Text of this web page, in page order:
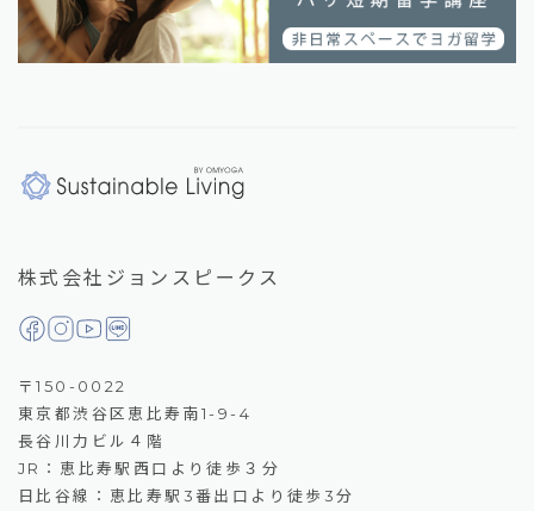
株式会社ジョンスピークス
〒150-0022
東京都渋谷区恵比寿南1-9-4
長谷川力ビル４階
JR：恵比寿駅西口より徒歩３分
日比谷線：恵比寿駅3番出口より徒歩3分